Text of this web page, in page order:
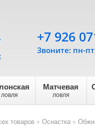
ловля
Матчевая
ловля
+7 926
Звоните: пн-
товаров
Оснастка